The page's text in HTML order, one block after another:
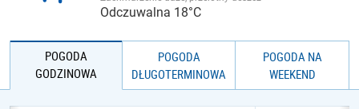
Odczuwalna 18°C
POGODA
GODZINOWA
POGODA
DŁUGOTERMINOWA
POGODA NA
WEEKEND